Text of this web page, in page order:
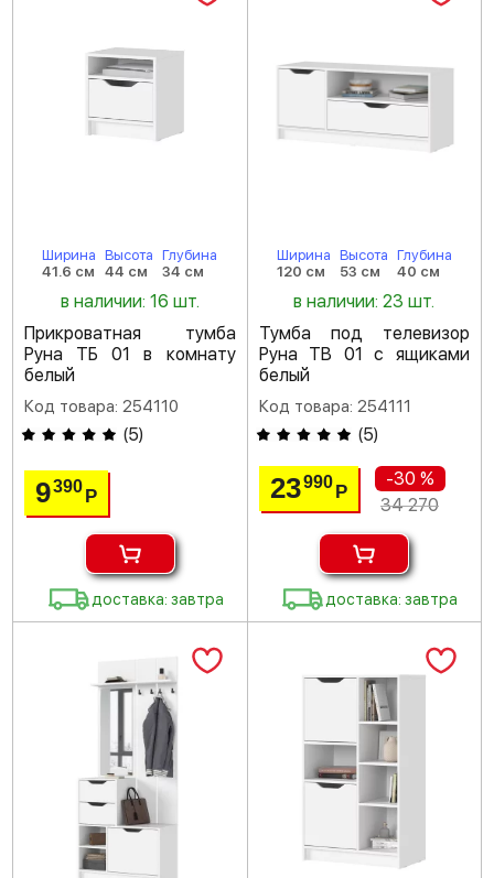
Ширина
41.6 см
Высота
44 см
Глубина
34 см
в наличии: 16 шт.
Прикроватная тумба
Руна ТБ 01 в комнату
белый
Код товара: 254110
(5)
9390 Р
доставка: завтра
Ширина
120 см
Высота
53 см
Глубина
40 см
в наличии: 23 шт.
Тумба под телевизор
Руна ТВ 01 с ящиками
белый
Код товара: 254111
(5)
23990 Р
-30 %
34 270
доставка: завтра